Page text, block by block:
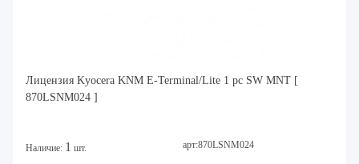
Лицензия Kyocera KNM E-Terminal/Lite 1 pc SW MNT [
870LSNM024 ]
Наличие: 1 шт. арт:870LSNM024